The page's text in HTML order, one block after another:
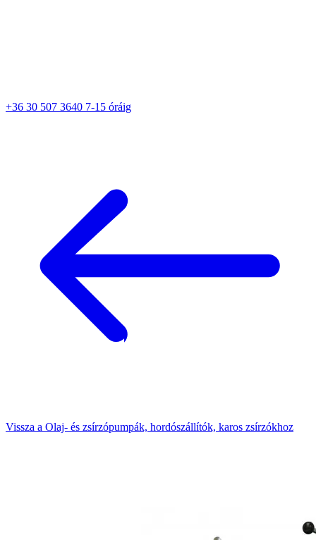
+36 30 507 3640 7-15 óráig
Vissza a Olaj- és zsírzópumpák, hordószállítók, karos zsírzókhoz